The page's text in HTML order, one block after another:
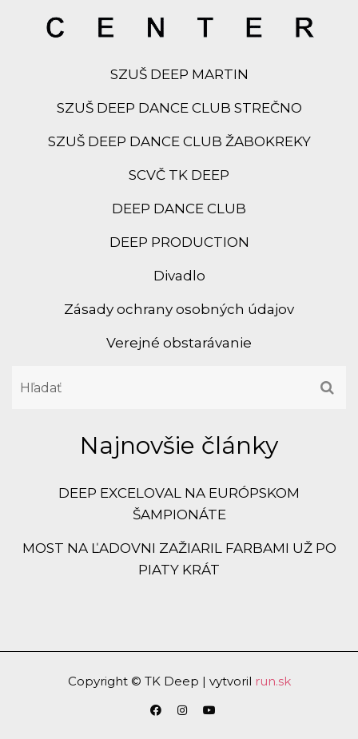
SZUŠ DEEP MARTIN
SZUŠ DEEP DANCE CLUB STREČNO
SZUŠ DEEP DANCE CLUB ŽABOKREKY
SCVČ TK DEEP
DEEP DANCE CLUB
DEEP PRODUCTION
Divadlo
Zásady ochrany osobných údajov
Verejné obstarávanie
Najnovšie články
DEEP EXCELOVAL NA EURÓPSKOM
ŠAMPIONÁTE
MOST NA ĽADOVNI ZAŽIARIL FARBAMI UŽ PO
PIATY KRÁT
Copyright © TK Deep | vytvoril run.sk